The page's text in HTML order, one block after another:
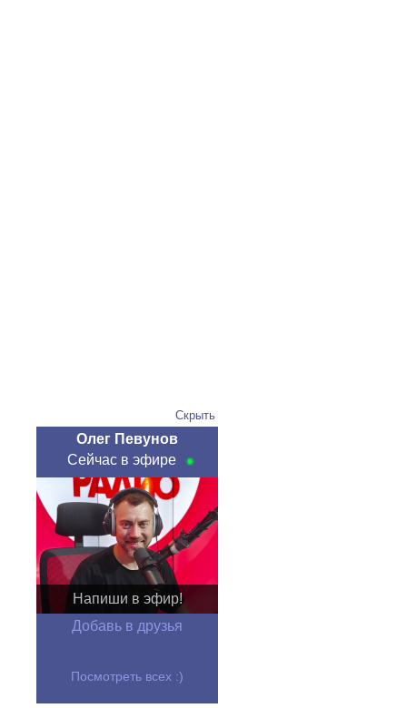
Скрыть
Олег Певунов
Сейчас в эфире
Напиши в эфир!
Добавь в друзья
Посмотреть всех :)